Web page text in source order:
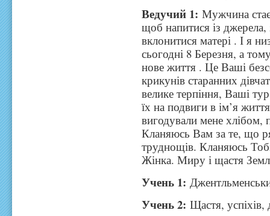
Ведучий 1: Мужчина
щоб напитися із джерела,
вклонитися матері . І я
сьогодні 8 Березня, а
нове життя . Це Ваші
крикунів старанних
велике терпіння, Ваші
їх на подвиги в ім’я
вигодували мене хлібом,
Кланяюсь Вам за те, що
труднощів. Кланяюсь
Жінка. Миру і щастя
Учень 1:
Учень 2: Щастя,